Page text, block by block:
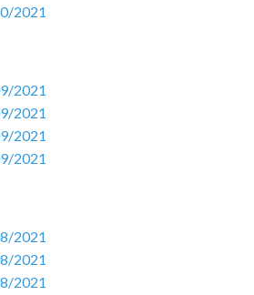
2021
2021
2021
2021
2021
2021
2021
2021